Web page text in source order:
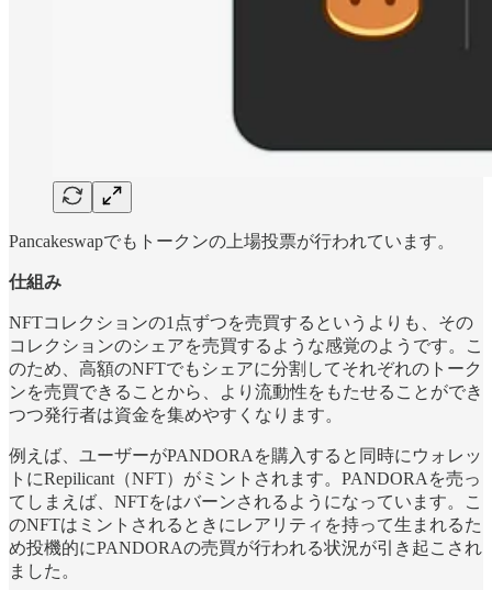
Pancakeswapでもトークンの上場投票が行われています。
仕組み
NFTコレクションの1点ずつを売買するというよりも、その
コレクションのシェアを売買するような感覚のようです。こ
のため、高額のNFTでもシェアに分割してそれぞれのトーク
ンを売買できることから、より流動性をもたせることができ
つつ発行者は資金を集めやすくなります。
例えば、ユーザーがPANDORAを購入すると同時にウォレッ
トにRepilicant（NFT）がミントされます。PANDORAを売っ
てしまえば、NFTをはバーンされるようになっています。こ
のNFTはミントされるときにレアリティを持って生まれるた
め投機的にPANDORAの売買が行われる状況が引き起こされ
ました。